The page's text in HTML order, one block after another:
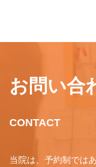
お問い合
CONTACT
当院は、予約制では